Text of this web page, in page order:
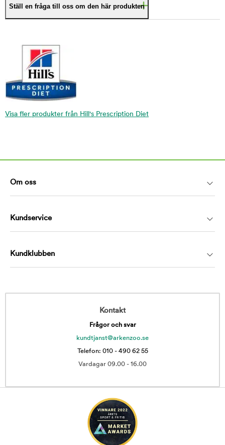
Ställ en fråga till oss om den här produkten
Visa fler produkter från Hill's Prescription Diet
Om oss
Kundservice
Kundklubben
Kontakt
Frågor och svar
kundtjanst@arkenzoo.se
Telefon: 010 - 490 62 55
Vardagar 09.00 - 16.00